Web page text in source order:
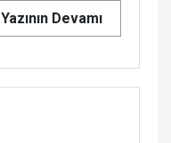
Yazının Devamı